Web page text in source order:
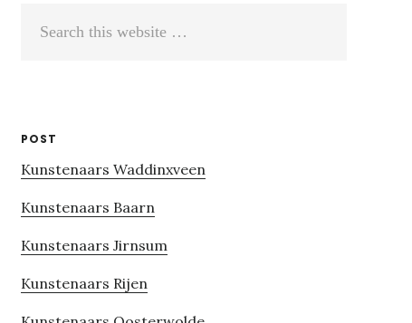
POST
Kunstenaars Waddinxveen
Kunstenaars Baarn
Kunstenaars Jirnsum
Kunstenaars Rijen